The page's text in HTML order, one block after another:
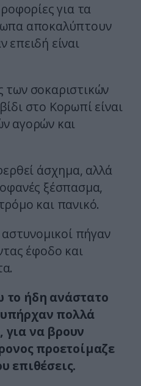
για τα
αποκαλύπτουν
επειδή είναι
σοκαριστικών
στο Κορωπί είναι
αγορών και
άσχημα, αλλά
ξέσπασμα,
και πανικό.
πήγαν
έφοδο και
ήδη ανάστατο
πολλά
να βρουν
προετοίμαζε
επιθέσεις.